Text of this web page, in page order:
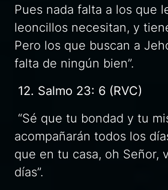
Pues nada falta a los que
leoncillos necesitan, y
Pero los que buscan a
falta de ningún bien”.
12. Salmo 23: 6 (RVC)
“Sé que tu bondad y tu
acompañarán todos los
que en tu casa, oh Señor,
días”.